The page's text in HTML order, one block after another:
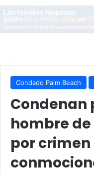
Condado Palm Beach
Condenan
hombre
por crimen